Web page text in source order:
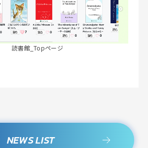
読書館_Topページ
NEWS LIST